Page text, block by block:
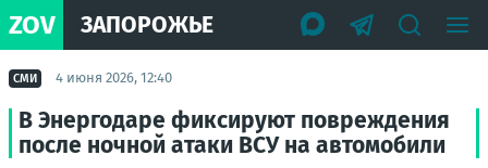
ZOV ЗАПОРОЖЬЕ
СМИ 4 июня 2026, 12:40
В Энергодаре фиксируют повреждения
после ночной атаки ВСУ на автомобили